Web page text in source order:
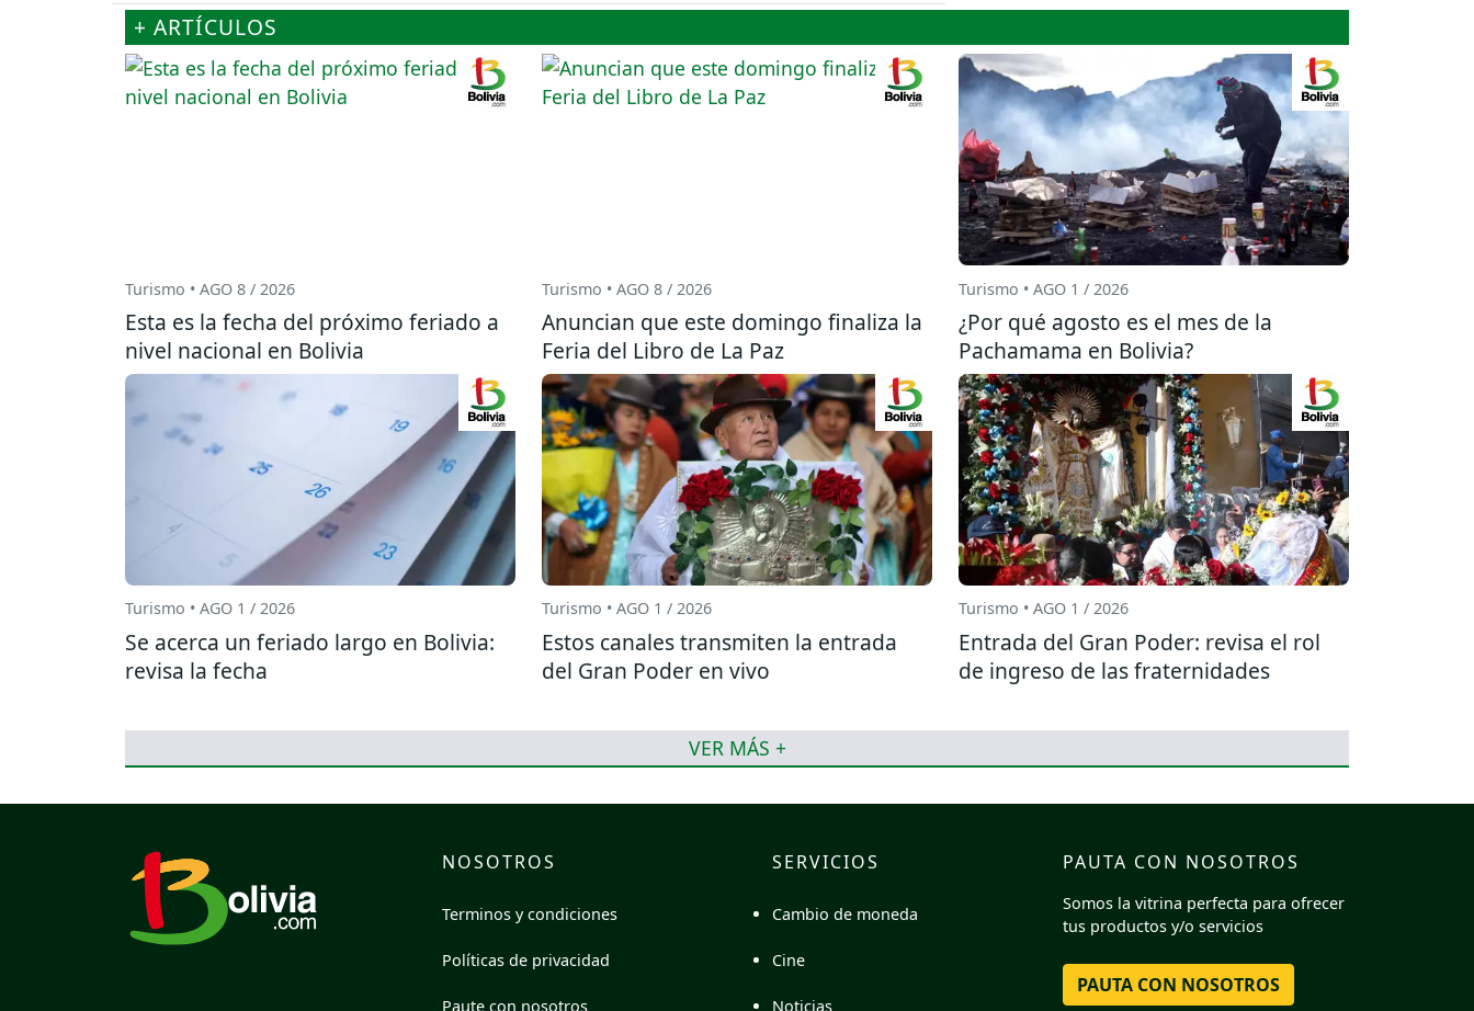
+ ARTÍCULOS
Turismo • AGO 8 / 2026
Esta es la fecha del próximo feriado a
nivel nacional en Bolivia
Turismo • AGO 8 / 2026
Anuncian que este domingo finaliza la
Feria del Libro de La Paz
Turismo • AGO 1 / 2026
¿Por qué agosto es el mes de la
Pachamama en Bolivia?
Turismo • AGO 1 / 2026
Se acerca un feriado largo en Bolivia:
revisa la fecha
Turismo • AGO 1 / 2026
Estos canales transmiten la entrada
del Gran Poder en vivo
Turismo • AGO 1 / 2026
Entrada del Gran Poder: revisa el rol
de ingreso de las fraternidades
VER MÁS +
NOSOTROS
Terminos y condiciones
Políticas de privacidad
Paute con nosotros
SERVICIOS
Cambio de moneda
Cine
Noticias
PAUTA CON NOSOTROS
Somos la vitrina perfecta para ofrecer
tus productos y/o servicios
PAUTA CON NOSOTROS